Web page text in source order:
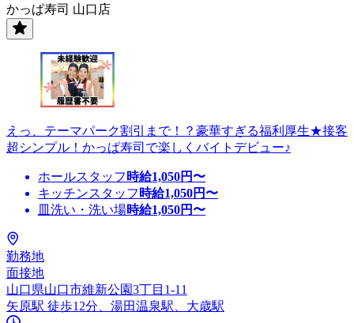
かっぱ寿司 山口店
えっ、テーマパーク割引まで！？豪華すぎる福利厚生★接客
超シンプル！かっぱ寿司で楽しくバイトデビュー♪
ホールスタッフ 時給1,050円〜
キッチンスタッフ 時給1,050円〜
皿洗い・洗い場時給1,050円〜
勤務地
面接地
山口県山口市維新公園3丁目1-11
矢原駅 徒歩12分、湯田温泉駅、大歳駅